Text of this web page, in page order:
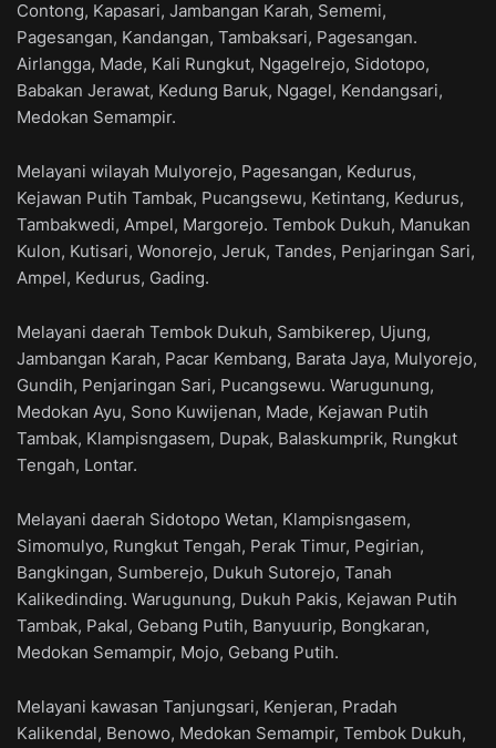
Contong, Kapasari, Jambangan Karah, Sememi,
Pagesangan, Kandangan, Tambaksari, Pagesangan.
Airlangga, Made, Kali Rungkut, Ngagelrejo, Sidotopo,
Babakan Jerawat, Kedung Baruk, Ngagel, Kendangsari,
Medokan Semampir.
Melayani wilayah Mulyorejo, Pagesangan, Kedurus,
Kejawan Putih Tambak, Pucangsewu, Ketintang, Kedurus,
Tambakwedi, Ampel, Margorejo. Tembok Dukuh, Manukan
Kulon, Kutisari, Wonorejo, Jeruk, Tandes, Penjaringan Sari,
Ampel, Kedurus, Gading.
Melayani daerah Tembok Dukuh, Sambikerep, Ujung,
Jambangan Karah, Pacar Kembang, Barata Jaya, Mulyorejo,
Gundih, Penjaringan Sari, Pucangsewu. Warugunung,
Medokan Ayu, Sono Kuwijenan, Made, Kejawan Putih
Tambak, Klampisngasem, Dupak, Balaskumprik, Rungkut
Tengah, Lontar.
Melayani daerah Sidotopo Wetan, Klampisngasem,
Simomulyo, Rungkut Tengah, Perak Timur, Pegirian,
Bangkingan, Sumberejo, Dukuh Sutorejo, Tanah
Kalikedinding. Warugunung, Dukuh Pakis, Kejawan Putih
Tambak, Pakal, Gebang Putih, Banyuurip, Bongkaran,
Medokan Semampir, Mojo, Gebang Putih.
Melayani kawasan Tanjungsari, Kenjeran, Pradah
Kalikendal, Benowo, Medokan Semampir, Tembok Dukuh,